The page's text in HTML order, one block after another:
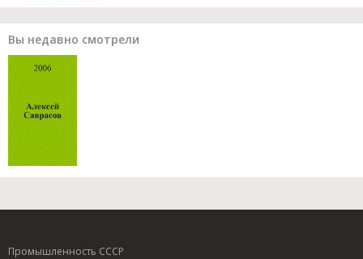
Вы недавно смотрели
Промышленность СССР